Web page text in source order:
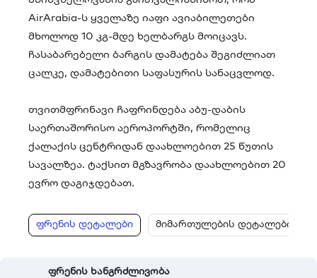
AirArabia-ს ყველაზე იაფი ავიაბილეთები
მხოლოდ 10 კგ-მდე ხელბარგს მოიცავს.
ჩასაბარებელი ბარგის დამატება შეგიძლიათ
ცალკე, დამატებითი საფასურის სანაცვლოდ.
თვითმფრინავი ჩაფრინდება აბუ-დაბის
საერთაშორისო აეროპორტში, რომელიც
ქალაქის ცენტრიდან დაახლოებით 25 წუთის
სავალზეა. ტაქსით მგზავრობა დაახლოებით 20
ევრო დაგიჯდებათ.
ფრენის დეტალები მიმართულების დეტალები
ფრენის ხანგრძლივობა